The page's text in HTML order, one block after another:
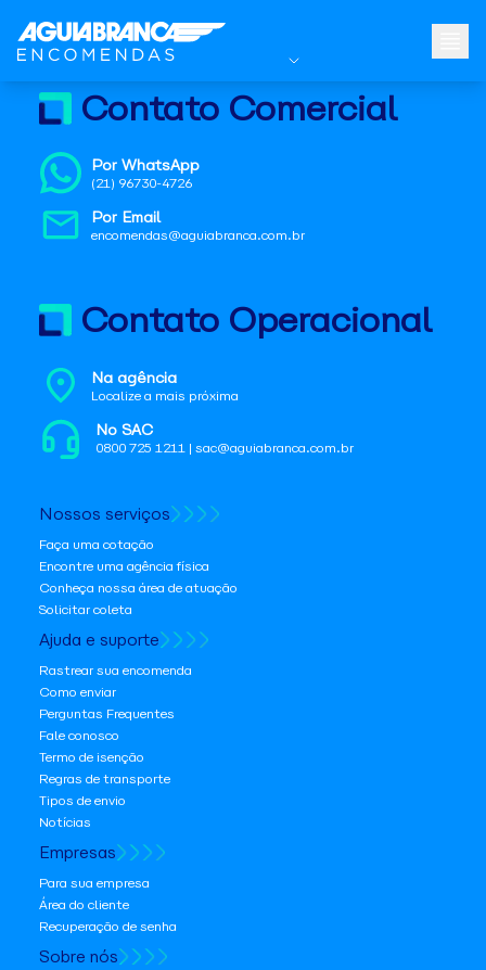
Contato Comercial
Por WhatsApp
(21) 96730-4726
Por Email
encomendas@aguiabranca.com.br
Contato Operacional
Na agência
Localize a mais próxima
No SAC
0800 725 1211 | sac@aguiabranca.com.br
Nossos serviços
Faça uma cotação
Encontre uma agência física
Conheça nossa área de atuação
Solicitar coleta
Ajuda e suporte
Rastrear sua encomenda
Como enviar
Perguntas Frequentes
Fale conosco
Termo de isenção
Regras de transporte
Tipos de envio
Notícias
Empresas
Para sua empresa
Área do cliente
Recuperação de senha
Sobre nós